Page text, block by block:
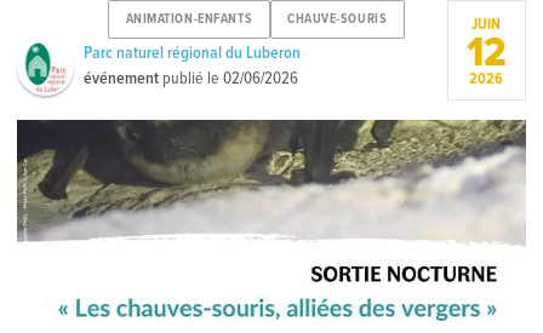
ANIMATION-ENFANTS CHAUVE-SOURIS
Parc naturel régional du Luberon
événement publié le02/06/2026
JUIN
12
2026